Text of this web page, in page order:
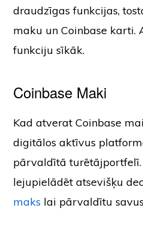
draudzīgas funkcijas,
maku un Coinbase karti.
funkciju sīkāk.
Coinbase Maki
Kad atverat Coinbase
digitālos aktīvus
pārvaldītā
lejupielādēt atsevišķu
maks lai pārvaldītu